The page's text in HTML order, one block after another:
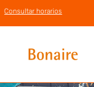
Consultar horarios